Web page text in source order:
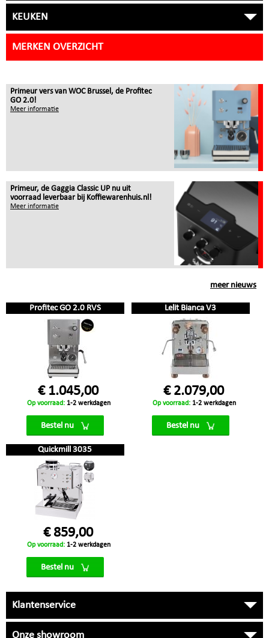
KEUKEN
MERKEN OVERZICHT
Primeur vers van WOC Brussel, de Profitec
GO 2.0!
Meer informatie
Primeur, de Gaggia Classic UP nu uit
voorraad leverbaar bij Koffiewarenhuis.nl!
Meer informatie
meer nieuws
Profitec GO 2.0 RVS
€ 1.045,00
Op voorraad: 1-2 werkdagen
Bestel nu
Lelit Bianca V3
€ 2.079,00
Op voorraad: 1-2 werkdagen
Bestel nu
Quickmill 3035
€ 859,00
Op voorraad: 1-2 werkdagen
Bestel nu
Klantenservice
Onze showroom